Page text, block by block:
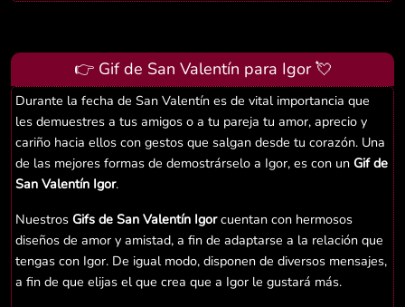
👉 Gif de San Valentín para Igor 💘
Durante la fecha de San Valentín es de vital importancia que
les demuestres a tus amigos o a tu pareja tu amor, aprecio y
cariño hacia ellos con gestos que salgan desde tu corazón. Una
de las mejores formas de demostrárselo a Igor, es con un Gif de
San Valentín Igor.
Nuestros Gifs de San Valentín Igorcuentan con hermosos
diseños de amor y amistad, a fin de adaptarse a la relación que
tengas con Igor. De igual modo, disponen de diversos mensajes,
a fin de que elijas el que crea que a Igor le gustará más.